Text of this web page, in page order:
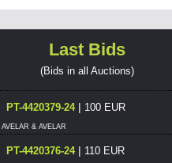
Last Bids
(Bids in all Auctions)
PT-4420379-24| 100 EUR
AVELAR & AVELAR
PT-4420376-24| 110 EUR